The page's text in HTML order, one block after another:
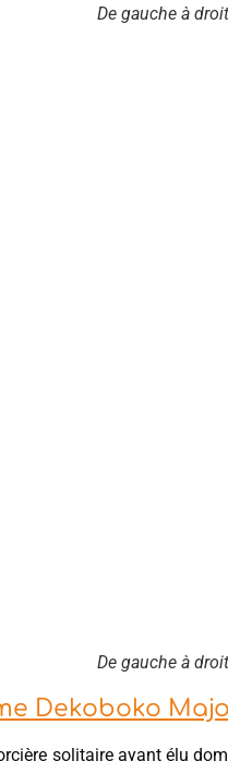
De gauche à
De gauche à
Dekoboko
solitaire ayant élu